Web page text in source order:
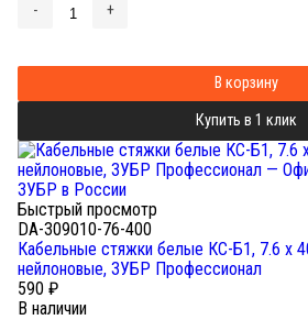
- +
В корзину
Купить в 1 клик
Быстрый просмотр
DA-309010-76-400
Кабельные стяжки белые КС-Б1, 7.6 x
нейлоновые, ЗУБР Профессионал
590 ₽
В наличии